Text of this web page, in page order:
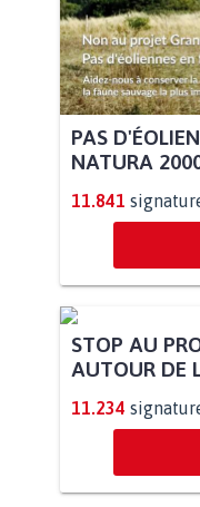
PAS
NATURA
11.841